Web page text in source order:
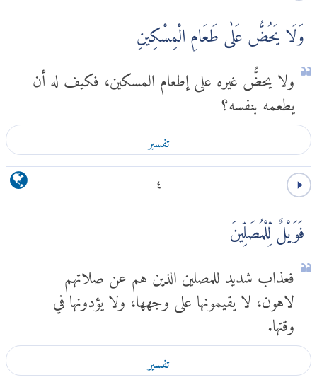
وَلَا يَحُضُّ عَلٰى طَعَامِ الْمِسْكِينِ
ولا يحضُّ غيره على إطعام المسكين، فكيف له أن
يطعمه بنفسه؟
تفسير
٤
فَوَيْلٌ لِّلْمُصَلِّينَ
فعذاب شديد للمصلين الذين هم عن صلاتهم
لاهون، لا يقيمونها على وجهها، ولا يؤدونها في
وقتها.
تفسير